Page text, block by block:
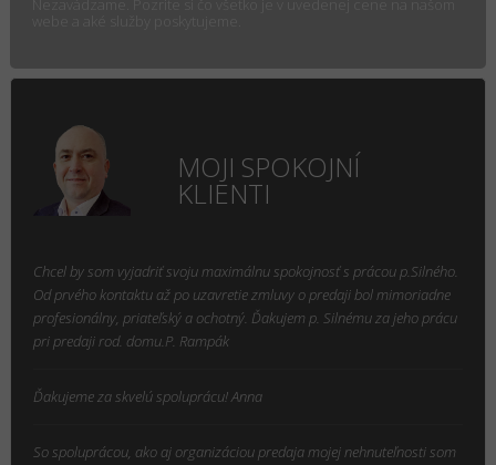
MOJI SPOKOJNÍ
KLIENTI
Chcel by som vyjadriť svoju maximálnu spokojnosť s prácou p.Silného.
Od prvého kontaktu až po uzavretie zmluvy o predaji bol mimoriadne
profesionálny, priateľský a ochotný. Ďakujem p. Silnému za jeho prácu
pri predaji rod. domu.P. Rampák
Ďakujeme za skvelú spoluprácu! Anna
So spoluprácou, ako aj organizáciou predaja mojej nehnuteľnosti som